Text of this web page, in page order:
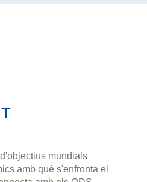
mundials
amb què s'enfronta el